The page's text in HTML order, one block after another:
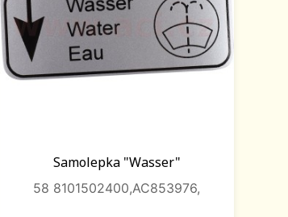
Samolepka "Wasser"
58 8101502400,AC853976,